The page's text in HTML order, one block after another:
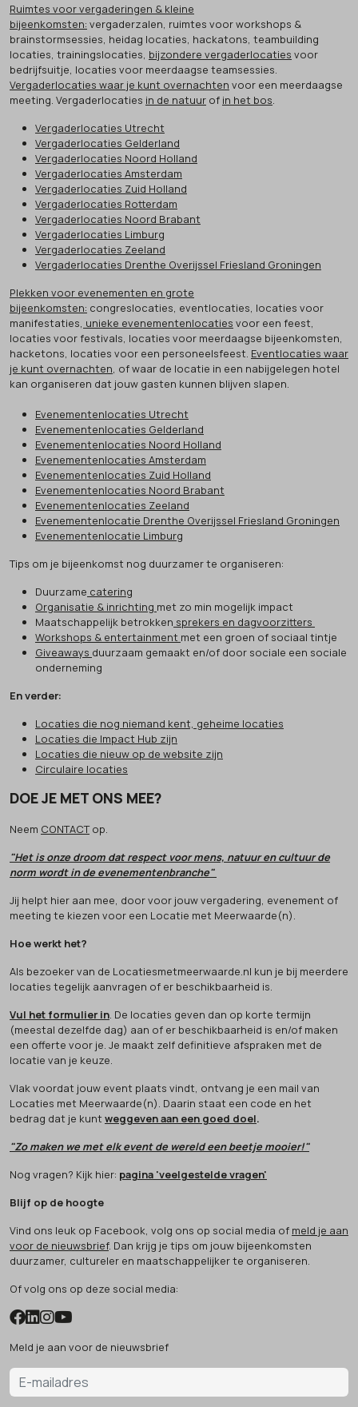
Ruimtes voor vergaderingen & kleine
bijeenkomsten: vergaderzalen, ruimtes voor workshops &
brainstormsessies, heidag locaties, hackatons, teambuilding
locaties, trainingslocaties, bijzondere vergaderlocaties voor
bedrijfsuitje, locaties voor meerdaagse teamsessies.
Vergaderlocaties waar je kunt overnachten voor een meerdaagse
meeting. Vergaderlocaties in de natuur of in het bos.
Vergaderlocaties Utrecht
Vergaderlocaties Gelderland
Vergaderlocaties Noord Holland
Vergaderlocaties Amsterdam
Vergaderlocaties Zuid Holland
Vergaderlocaties Rotterdam
Vergaderlocaties Noord Brabant
Vergaderlocaties Limburg
Vergaderlocaties Zeeland
Vergaderlocaties Drenthe Overijssel Friesland Groningen
Plekken voor evenementen en grote
bijeenkomsten: congreslocaties, eventlocaties, locaties voor
manifestaties, unieke evenementenlocaties voor een feest,
locaties voor festivals, locaties voor meerdaagse bijeenkomsten,
hacketons, locaties voor een personeelsfeest. Eventlocaties waar
je kunt overnachten, of waar de locatie in een nabijgelegen hotel
kan organiseren dat jouw gasten kunnen blijven slapen.
Evenementenlocaties Utrecht
Evenementenlocaties Gelderland
Evenementenlocaties Noord Holland
Evenementenlocaties Amsterdam
Evenementenlocaties Zuid Holland
Evenementenlocaties Noord Brabant
Evenementenlocaties Zeeland
Evenementenlocatie Drenthe Overijssel Friesland Groningen
Evenementenlocatie Limburg
Tips om je bijeenkomst nog duurzamer te organiseren:
Duurzame catering
Organisatie & inrichting met zo min mogelijk impact
Maatschappelijk betrokken sprekers en dagvoorzitters
Workshops & entertainment met een groen of sociaal tintje
Giveaways duurzaam gemaakt en/of door sociale een sociale
onderneming
En verder:
Locaties die nog niemand kent, geheime locaties
Locaties die Impact Hub zijn
Locaties die nieuw op de website zijn
Circulaire locaties
DOE JE MET ONS MEE?
Neem CONTACTop.
"Het is onze droom dat respect voor mens, natuur en cultuur de
norm wordt in de evenementenbranche"
Jij helpt hier aan mee, door voor jouw vergadering, evenement of
meeting te kiezen voor een Locatie met Meerwaarde(n).
Hoe werkt het?
Als bezoeker van de Locatiesmetmeerwaarde.nl kun je bij meerdere
locaties tegelijk aanvragen of er beschikbaarheid is.
Vul het formulier in. De locaties geven dan op korte termijn
(meestal dezelfde dag) aan of er beschikbaarheid is en/of maken
een offerte voor je. Je maakt zelf definitieve afspraken met de
locatie van je keuze.
Vlak voordat jouw event plaats vindt, ontvang je een mail van
Locaties met Meerwaarde(n). Daarin staat een code en het
bedrag dat je kunt weggeven aan een goed doel.
"Zo maken we met elk event de wereld een beetje mooier!"
Nog vragen? Kijk hier: pagina 'veelgestelde vragen'
Blijf op de hoogte
Vind ons leuk op Facebook, volg ons op social media of meld je aan
voor de nieuwsbrief. Dan krijg je tips om jouw bijeenkomsten
duurzamer, cultureler en maatschappelijker te organiseren.
Of volg ons op deze social media:
Meld je aan voor de nieuwsbrief